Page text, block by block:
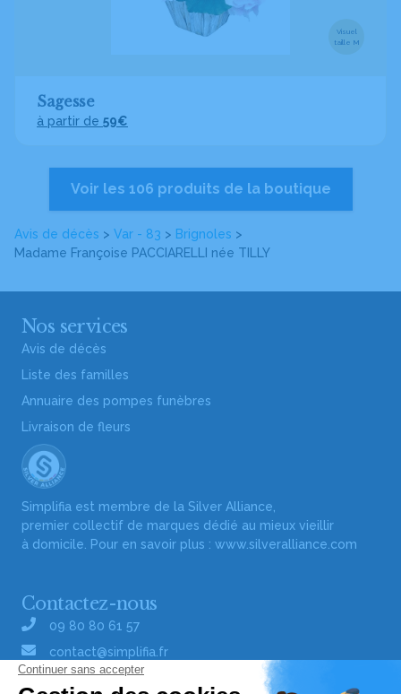
Avis de décès > Var - 83 > Brignoles >
Madame Françoise PACCIARELLI née TILLY
Visuel
taille M
Sagesse
à partir de 59€
Voir les 106 produits de la boutique
Nos services
Avis de décès
Liste des familles
Annuaire des pompes funèbres
Livraison de fleurs
Simplifia est membre de la Silver Alliance,
premier collectif de marques dédié au mieux vieillir
à domicile. Pour en savoir plus : www.silveralliance.com
Contactez-nous
09 80 80 61 57
contact@simplifia.fr